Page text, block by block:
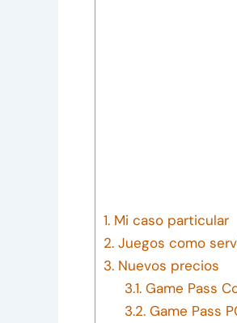
1. Mi caso particular
2. Juegos como
3. Nuevos precios
3.1.Game Pass
3.2.Game Pass